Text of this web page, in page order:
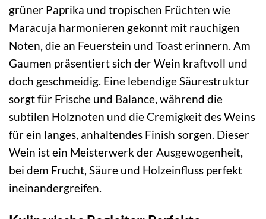
grüner Paprika und tropischen Früchten wie
Maracuja harmonieren gekonnt mit rauchigen
Noten, die an Feuerstein und Toast erinnern. Am
Gaumen präsentiert sich der Wein kraftvoll und
doch geschmeidig. Eine lebendige Säurestruktur
sorgt für Frische und Balance, während die
subtilen Holznoten und die Cremigkeit des Weins
für ein langes, anhaltendes Finish sorgen. Dieser
Wein ist ein Meisterwerk der Ausgewogenheit,
bei dem Frucht, Säure und Holzeinfluss perfekt
ineinandergreifen.